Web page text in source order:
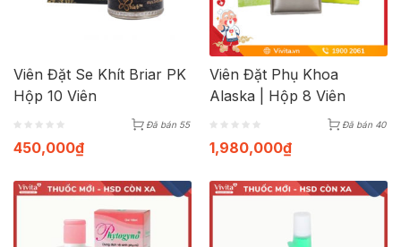
Viên Đặt Se Khít Briar PK
Hộp 10 Viên
Đã bán 55
450,000₫
Viên Đặt Phụ Khoa
Alaska | Hộp 8 Viên
Đã bán 40
1,980,000₫